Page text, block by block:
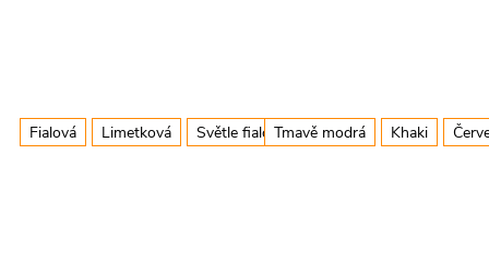
Fialová Limetková Světle fialová + další
Tmavě modrá Khaki